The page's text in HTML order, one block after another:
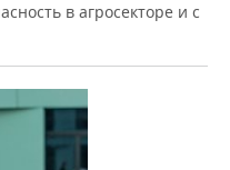
в агросекторе и с